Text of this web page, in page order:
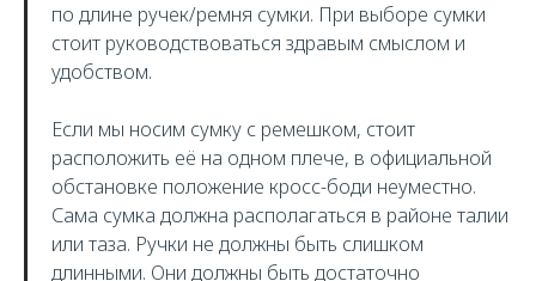
по длине ручек/ремня сумки. При выборе сумки
стоит руководствоваться здравым смыслом и
удобством.
Если мы носим сумку с ремешком, стоит
расположить её на одном плече, в официальной
обстановке положение кросс-боди неуместно.
Сама сумка должна располагаться в районе талии
или таза. Ручки не должны быть слишком
длинными. Они должны быть достаточно